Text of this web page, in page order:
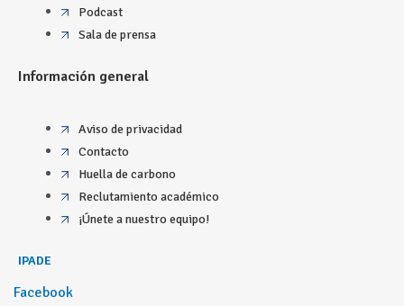
Podcast
Sala de prensa
Información general
Aviso de privacidad
Contacto
Huella de carbono
Reclutamiento académico
¡Únete a nuestro equipo!
IPADE
Facebook